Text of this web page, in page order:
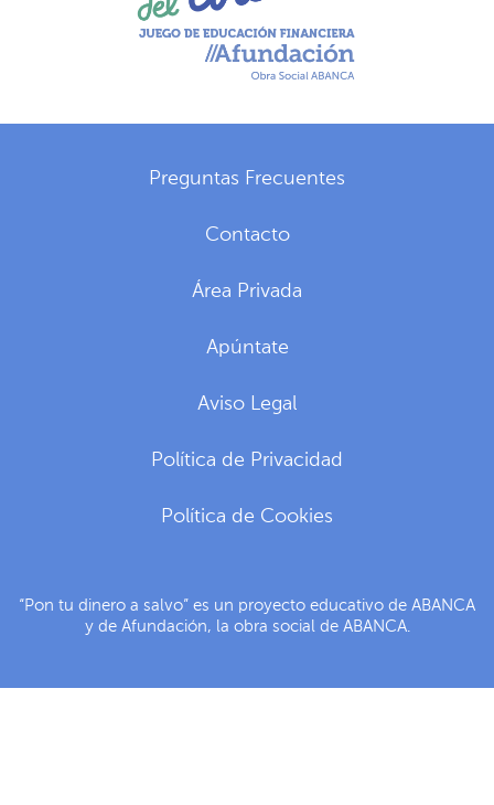
Preguntas Frecuentes
Contacto
Área Privada
Apúntate
Aviso Legal
Política de Privacidad
Política de Cookies
“Pon tu dinero a salvo” es un proyecto educativo de ABANCA
y de Afundación, la obra social de ABANCA.